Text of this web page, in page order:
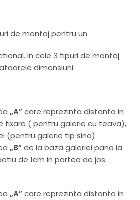
de montaj pentru un
In cele 3 tipuri de montaj
dimensiuni:
„A”care reprezinta distanta in
fixare ( pentru galerie cu teava),
(pentru galerie tip sina).
„B”de la baza galeriei pana la
de 1cm in partea de jos.
„A”care reprezinta distanta in